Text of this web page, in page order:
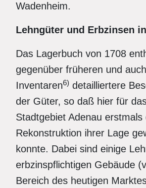
Wadenheim.
Lehngüter und Erbzinsen
Das Lagerbuch von 1708
gegenüber früheren und
Inventaren6) detailliertere
der Güter, so daß hier für
Stadtgebiet Adenau erstmals
Rekonstruktion ihrer Lage
konnte. Dabei sind einige
erbzinspflichtigen Gebäude
Bereich des heutigen